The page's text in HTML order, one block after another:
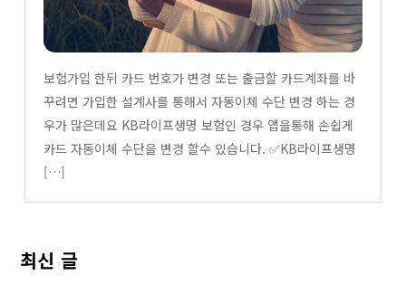
보험가입 한뒤 카드 번호가 변경 또는 출금할 카드계좌를 바
꾸려면 가입한 설계사를 통해서 자동이체 수단 변경 하는 경
우가 많은데요 KB라이프생명 보험인 경우 앱을통해 손쉽게
카드 자동이체 수단을 변경 할수 있습니다. ✅KB라이프생명
[…]
최신 글